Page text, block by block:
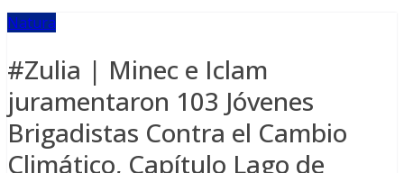
Natura
#Zulia | Minec e Iclam
juramentaron 103 Jóvenes
Brigadistas Contra el Cambio
Climático, Capítulo Lago de